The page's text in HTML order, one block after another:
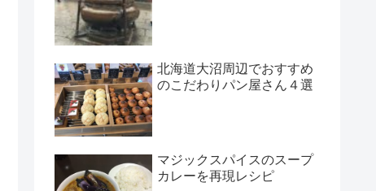
北海道大沼周辺でおすすめ
のこだわりパン屋さん４選
マジックスパイスのスープ
カレーを再現レシピ